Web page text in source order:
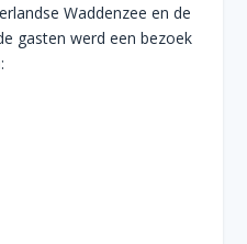
Waddenzee en de
gasten werd een bezoek